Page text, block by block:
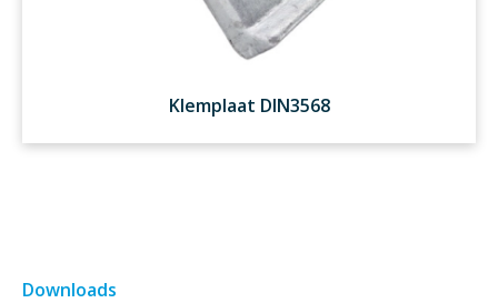
Klemplaat DIN3568
Downloads